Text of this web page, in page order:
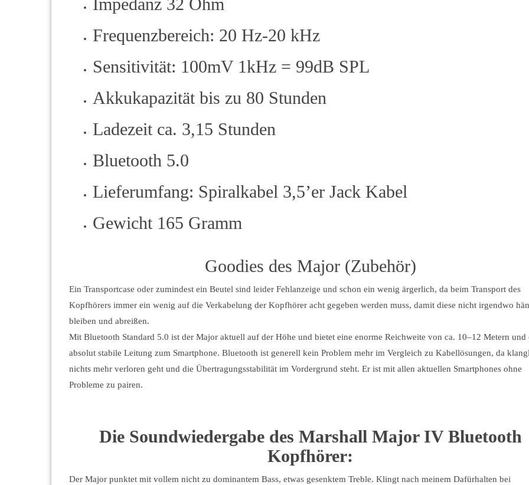
Impedanz 32 Ohm
Frequenzbereich: 20 Hz-20 kHz
Sensitivität: 100mV 1kHz = 99dB SPL
Akkukapazität bis zu 80 Stunden
Ladezeit ca. 3,15 Stunden
Bluetooth 5.0
Lieferumfang: Spiralkabel 3,5’er Jack Kabel
Gewicht 165 Gramm
Goodies des Major (Zubehör)
Ein Transportcase oder zumindest ein Beutel sind leider Fehlanzeige und schon ein wenig ärgerlich, da beim Transport des
Kopfhörers immer ein wenig auf die Verkabelung der Kopfhörer acht gegeben werden muss, damit diese nicht irgendwo
bleiben und abreißen.
Mit Bluetooth Standard 5.0 ist der Major aktuell auf der Höhe und bietet eine enorme Reichweite von ca. 10–12 Metern und
absolut stabile Leitung zum Smartphone. Bluetooth ist generell kein Problem mehr im Vergleich zu Kabellösungen, da
nichts mehr verloren geht und die Übertragungsstabilität im Vordergrund steht. Er ist mit allen aktuellen Smartphones ohne
Probleme zu pairen.
Die Soundwiedergabe des Marshall Major IV Bluetooth
Kopfhörer:
Der Major punktet mit vollem nicht zu dominantem Bass, etwas gesenktem Treble. Klingt nach meinem Dafürhalten bei